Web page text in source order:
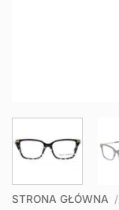
STRONA GŁÓWNA /